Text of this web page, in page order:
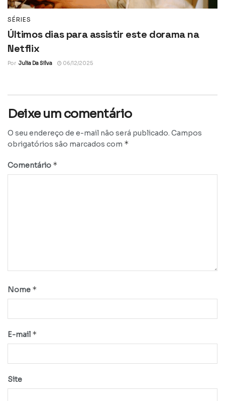
SÉRIES
Últimos dias para assistir este dorama na
Netflix
Por Julia Da Silva 06/12/2025
Deixe um comentário
O seu endereço de e-mail não será publicado. Campos
obrigatórios são marcados com *
Comentário *
Nome *
E-mail *
Site